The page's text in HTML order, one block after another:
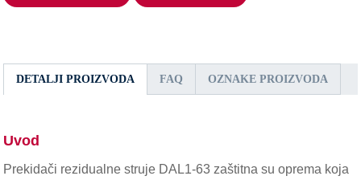
DETALJI PROIZVODA FAQ OZNAKE PROIZVODA
Uvod
Prekidači rezidualne struje DAL1-63 zaštitna su oprema koja